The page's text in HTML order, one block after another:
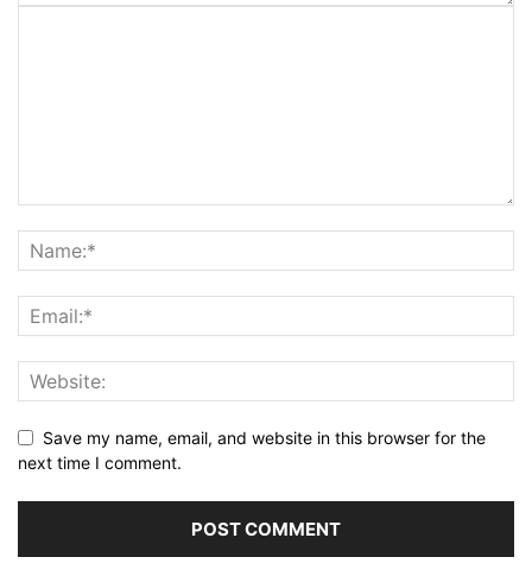
Save my name, email, and website in this browser for the
next time I comment.